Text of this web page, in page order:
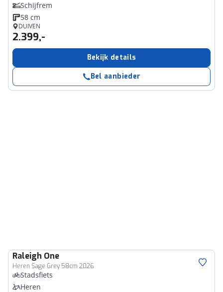
Schijfrem
58 cm
DUIVEN
2.399,-
Bekijk details
Bel aanbieder
Raleigh One
Heren Sage Grey 58cm 2026
Stadsfiets
Heren